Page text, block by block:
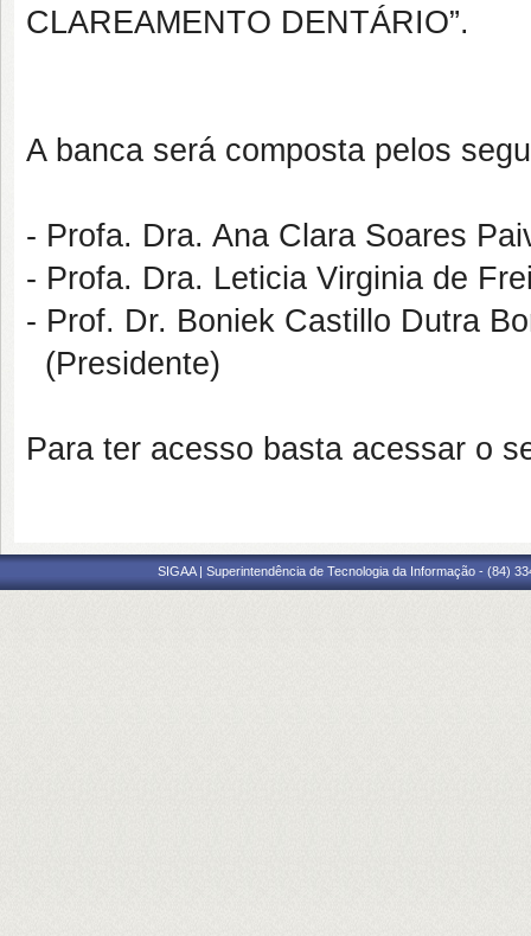
CLAREAMENTO DENTÁRIO”.
A banca será composta pelos
- Profa. Dra. Ana Clara Soares
- Profa. Dra. Leticia Virginia de
- Prof. Dr. Boniek Castillo Dutra
(Presidente)
Para ter acesso basta acessar o
SIGAA | Superintendência de Tecnologia da Informação - (84)